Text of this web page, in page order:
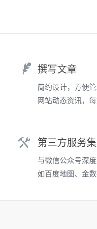
撰写文章
简约设计，方便
网站动态资讯，
第三方服务
与微信公众号深
如百度地图、金